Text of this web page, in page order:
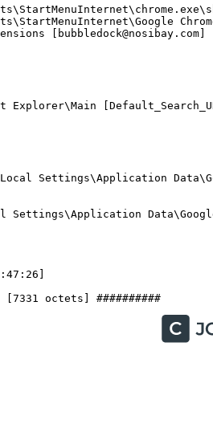
[bubbledock@nosibay.com]
[Default_Search_URL] -
Settings\Application
Settings\Application